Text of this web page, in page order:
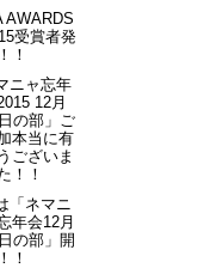
AWARDS
受賞者発
！
ニャ忘年
12月
の部」ご
本当に有
ございま
！！
「ネマニ
年会12月
の部」開
！